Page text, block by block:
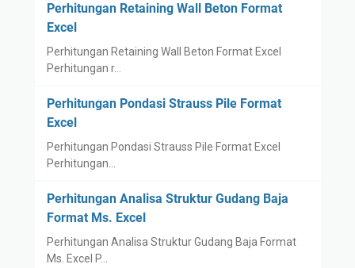
Perhitungan Retaining Wall Beton Format
Excel
Perhitungan Retaining Wall Beton Format Excel
Perhitungan r…
Perhitungan Pondasi Strauss Pile Format
Excel
Perhitungan Pondasi Strauss Pile Format Excel
Perhitungan…
Perhitungan Analisa Struktur Gudang Baja
Format Ms. Excel
Perhitungan Analisa Struktur Gudang Baja Format
Ms. Excel P…